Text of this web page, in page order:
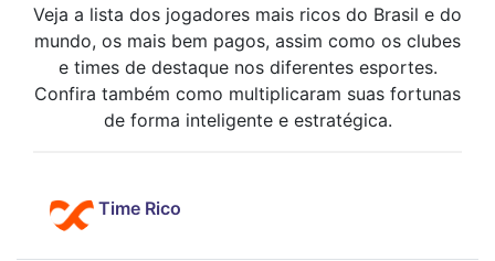
Veja a lista dos jogadores mais ricos do Brasil e do
mundo, os mais bem pagos, assim como os clubes
e times de destaque nos diferentes esportes.
Confira também como multiplicaram suas fortunas
de forma inteligente e estratégica.
Time Rico